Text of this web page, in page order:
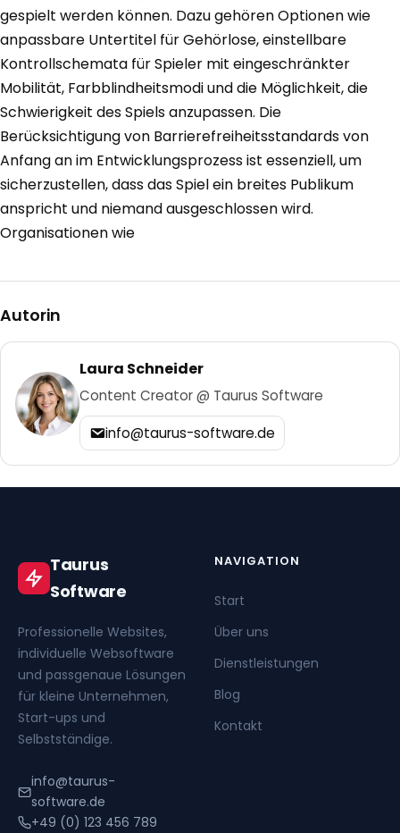
gespielt werden können. Dazu gehören Optionen wie
anpassbare Untertitel für Gehörlose, einstellbare
Kontrollschemata für Spieler mit eingeschränkter
Mobilität, Farbblindheitsmodi und die Möglichkeit, die
Schwierigkeit des Spiels anzupassen. Die
Berücksichtigung von Barrierefreiheitsstandards von
Anfang an im Entwicklungsprozess ist essenziell, um
sicherzustellen, dass das Spiel ein breites Publikum
anspricht und niemand ausgeschlossen wird.
Organisationen wie
Autorin
Laura Schneider
Content Creator @ Taurus Software
info@taurus-software.de
Taurus
Software
Professionelle Websites,
individuelle Websoftware
und passgenaue Lösungen
für kleine Unternehmen,
Start-ups und
Selbstständige.
info@taurus-
software.de
+49 (0) 123 456 789
NAVIGATION
Start
Über uns
Dienstleistungen
Blog
Kontakt